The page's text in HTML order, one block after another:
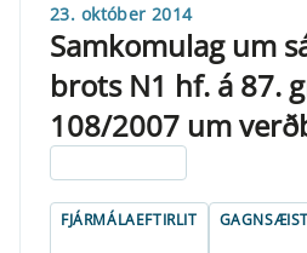
23. október 2014
Samkomulag um
brots N1 hf. á 87.
108/2007 um
FJÁRMÁLAEFTIRLIT